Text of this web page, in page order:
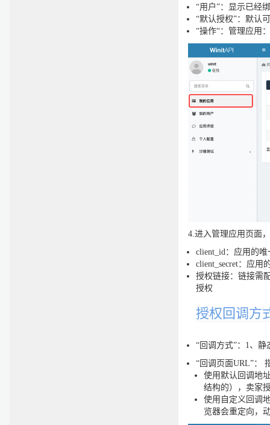
“用户”：显示已经
“默认授权”：默认
“操作“：管理应用
4.进入管理应用页面
client_id：应用的
client_secret：应用
授权链接：链接需
授权
授权回调方
“回调方式”：1、
“回调页面URL”：
使用默认回调地
结构的），卖家
使用自定义回调
览器会重定向，